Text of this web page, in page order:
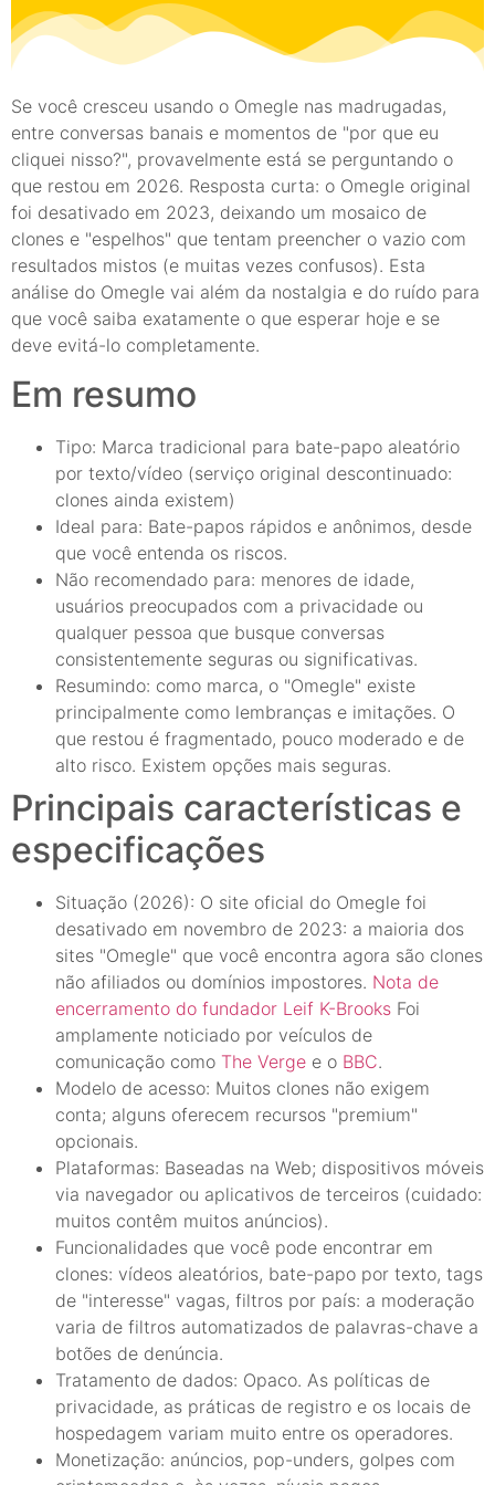
Se você cresceu usando o Omegle nas madrugadas,
entre conversas banais e momentos de "por que eu
cliquei nisso?", provavelmente está se perguntando o
que restou em 2026. Resposta curta: o Omegle original
foi desativado em 2023, deixando um mosaico de
clones e "espelhos" que tentam preencher o vazio com
resultados mistos (e muitas vezes confusos). Esta
análise do Omegle vai além da nostalgia e do ruído para
que você saiba exatamente o que esperar hoje e se
deve evitá-lo completamente.
Em resumo
Tipo: Marca tradicional para bate-papo aleatório
por texto/vídeo (serviço original descontinuado:
clones ainda existem)
Ideal para: Bate-papos rápidos e anônimos, desde
que você entenda os riscos.
Não recomendado para: menores de idade,
usuários preocupados com a privacidade ou
qualquer pessoa que busque conversas
consistentemente seguras ou significativas.
Resumindo: como marca, o "Omegle" existe
principalmente como lembranças e imitações. O
que restou é fragmentado, pouco moderado e de
alto risco. Existem opções mais seguras.
Principais características e
especificações
Situação (2026): O site oficial do Omegle foi
desativado em novembro de 2023: a maioria dos
sites "Omegle" que você encontra agora são clones
não afiliados ou domínios impostores. Nota de
encerramento do fundador Leif K-Brooks Foi
amplamente noticiado por veículos de
comunicação como The Verge e o BBC.
Modelo de acesso: Muitos clones não exigem
conta; alguns oferecem recursos "premium"
opcionais.
Plataformas: Baseadas na Web; dispositivos móveis
via navegador ou aplicativos de terceiros (cuidado:
muitos contêm muitos anúncios).
Funcionalidades que você pode encontrar em
clones: vídeos aleatórios, bate-papo por texto, tags
de "interesse" vagas, filtros por país: a moderação
varia de filtros automatizados de palavras-chave a
botões de denúncia.
Tratamento de dados: Opaco. As políticas de
privacidade, as práticas de registro e os locais de
hospedagem variam muito entre os operadores.
Monetização: anúncios, pop-unders, golpes com